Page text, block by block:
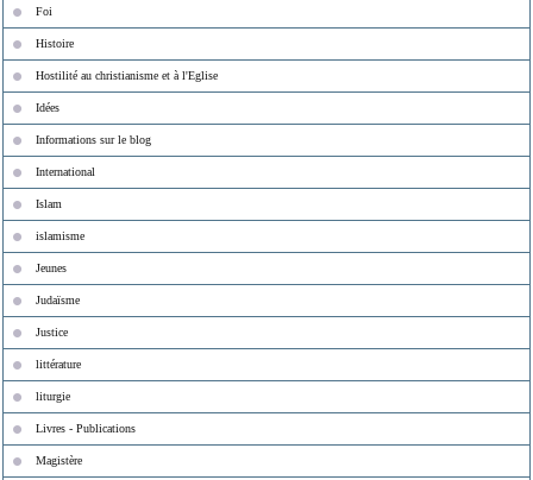
Foi
Histoire
Hostilité au christianisme et à l'Eglise
Idées
Informations sur le blog
International
Islam
islamisme
Jeunes
Judaïsme
Justice
littérature
liturgie
Livres - Publications
Magistère